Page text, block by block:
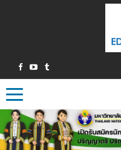
Toggle navigation